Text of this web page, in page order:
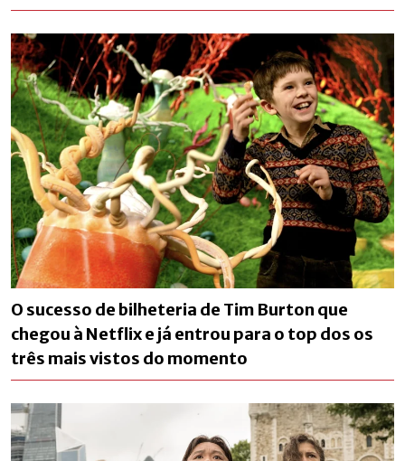
O sucesso de bilheteria de Tim Burton que
chegou à Netflix e já entrou para o top dos os
três mais vistos do momento